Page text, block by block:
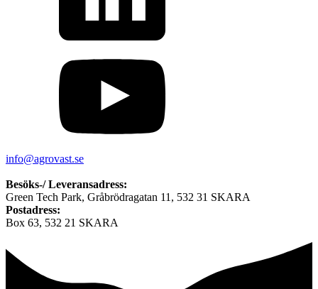
info@agrovast.se
Besöks-/ Leveransadress:
Green Tech Park, Gråbrödragatan 11, 532 31 SKARA
Postadress:
Box 63, 532 21 SKARA